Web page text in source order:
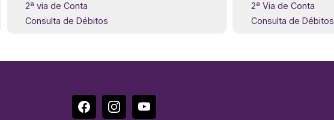
2ª via de Conta
Consulta de Débitos
2ª Via de Conta
Consulta de Débitos